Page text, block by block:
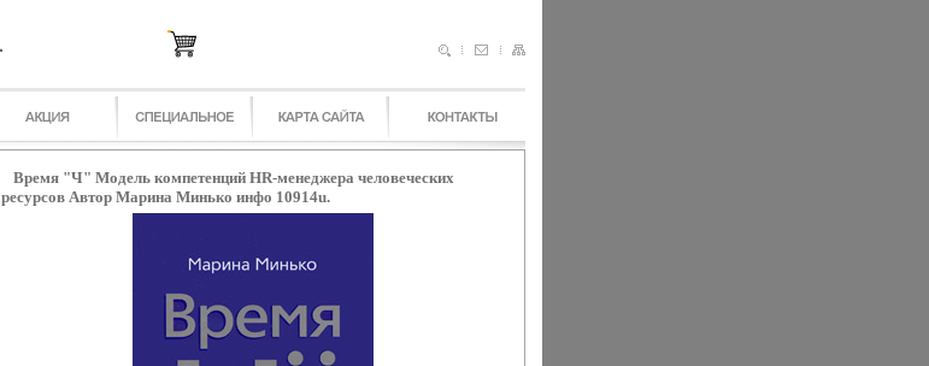
Время "Ч" Модель компетенций HR-менеджера человеческих
ресурсов Автор Марина Минько инфо 10914u.